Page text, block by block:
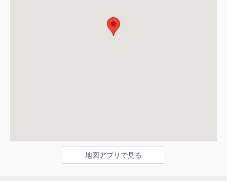
地図アプリで見る